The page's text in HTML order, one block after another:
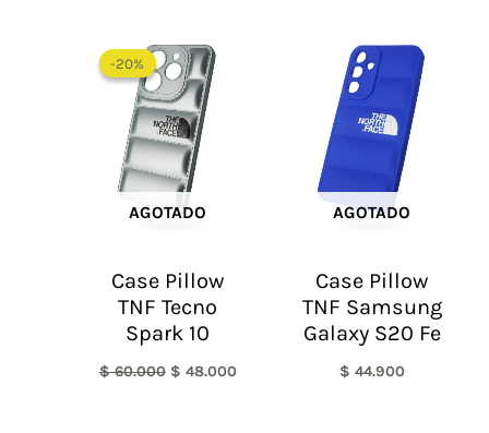
-20%
AGOTADO
-20%
Case Pillow
TNF Tecno
Spark 10
$60.000
precio
original
era:
$ 60.000.
$ 48.000
AGOTADO
Case Pillow
TNF Samsung
Galaxy S20 Fe
$ 44.900